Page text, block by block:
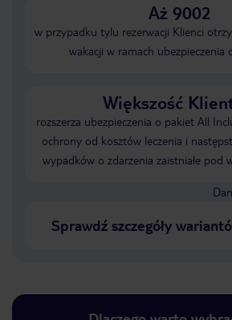
Aż 9002
w przypadku tylu rezerwacji Klienci
wakacji w ramach ubezpieczenia
Większość
rozszerza ubezpieczenia o pakiet All
ochrony od kosztów leczenia i
wypadków o zdarzenia zaistniałe pod
Sprawdź szczegóły